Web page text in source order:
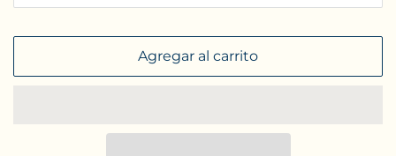
Agregar al carrito